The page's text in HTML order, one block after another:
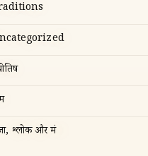
श्लोक और मंत्र